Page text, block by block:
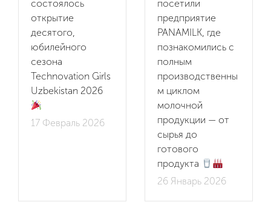
состоялось
открытие
десятого,
юбилейного
сезона
Technovation Girls
Uzbekistan 2026
17 Февраль 2026
посетили
предприятие
PANAMILK, где
познакомились с
полным
производственны
м циклом
молочной
продукции — от
сырья до
готового
продукта
26 Январь 2026